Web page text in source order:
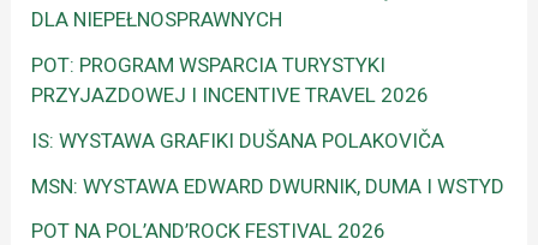
DLA NIEPEŁNOSPRAWNYCH
POT: PROGRAM WSPARCIA TURYSTYKI
PRZYJAZDOWEJ I INCENTIVE TRAVEL 2026
IS: WYSTAWA GRAFIKI DUŠANA POLAKOVIČA
MSN: WYSTAWA EDWARD DWURNIK, DUMA I WSTYD
POT NA POL’AND’ROCK FESTIVAL 2026